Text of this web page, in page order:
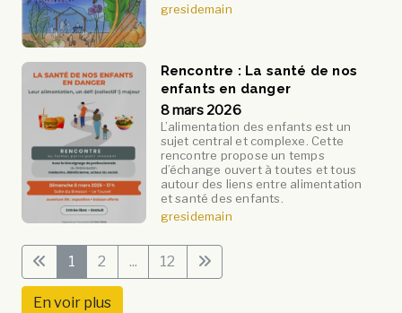
gresidemain
Rencontre : La santé de nos
enfants en danger
8 mars 2026
L’alimentation des enfants est un
sujet central et complexe. Cette
rencontre propose un temps
d’échange ouvert à toutes et tous
autour des liens entre alimentation
et santé des enfants.
gresidemain
1 2 ... 12
En voir plus